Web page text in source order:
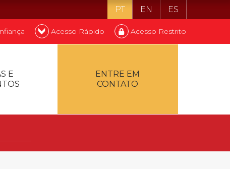
PT EN ES
Acesso Rápido Acesso Restrito
E
ENTRE EM
CONTATO